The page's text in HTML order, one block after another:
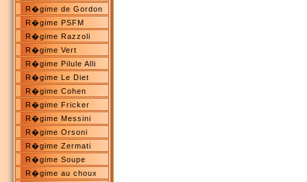
R�gime de Gordon
R�gime PSFM
R�gime Razzoli
R�gime Vert
R�gime Pilule Alli
R�gime Le Diet
R�gime Cohen
R�gime Fricker
R�gime Messini
R�gime Orsoni
R�gime Zermati
R�gime Soupe
R�gime au choux